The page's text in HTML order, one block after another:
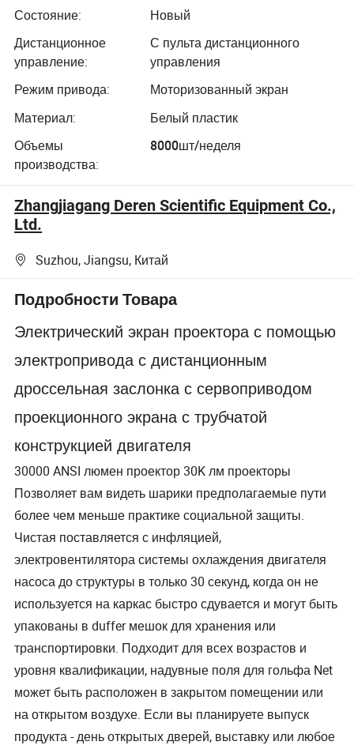
Состояние:
Новый
Дистанционное
управление:
С пульта дистанционного
управления
Режим привода:
Моторизованный экран
Материал:
Белый пластик
Объемы
производства:
8000шт/неделя
Zhangjiagang Deren Scientific Equipment Co.,
Ltd.
Suzhou, Jiangsu, Китай
Подробности Товара
Электрический экран проектора с помощью
электропривода с дистанционным
дроссельная заслонка с сервоприводом
проекционного экрана с трубчатой
конструкцией двигателя
30000 ANSI люмен проектор 30K лм проекторы
Позволяет вам видеть шарики предполагаемые пути
более чем меньше практике социальной защиты.
Чистая поставляется с инфляцией,
электровентилятора системы охлаждения двигателя
насоса до структуры в только 30 секунд, когда он не
используется на каркас быстро сдувается и могут быть
упакованы в duffer мешок для хранения или
транспортировки. Подходит для всех возрастов и
уровня квалификации, надувные поля для гольфа Net
может быть расположен в закрытом помещении или
на открытом воздухе. Если вы планируете выпуск
продукта - день открытых дверей, выставку или любое